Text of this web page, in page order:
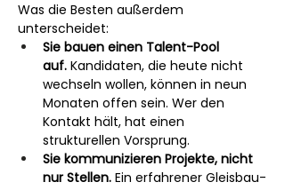
Was die Besten außerdem
unterscheidet:
Sie bauen einen Talent-Pool
auf. Kandidaten, die heute nicht
wechseln wollen, können in neun
Monaten offen sein. Wer den
Kontakt hält, hat einen
strukturellen Vorsprung.
Sie kommunizieren Projekte, nicht
nur Stellen. Ein erfahrener Gleisbau-